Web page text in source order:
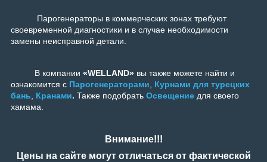
Парогенераторы в коммерческих зонах требуют
своевременной диагностики и в случае необходимости
замены неисправной детали.
В компании «WELLAND» вы также можете найти и
ознакомится с Парогенераторами, Курнами для турецких
бань, Кранами. Также подобрать Освещение для своего
хамама.
Внимание!!!
Цены на сайте могут отличаться от фактической